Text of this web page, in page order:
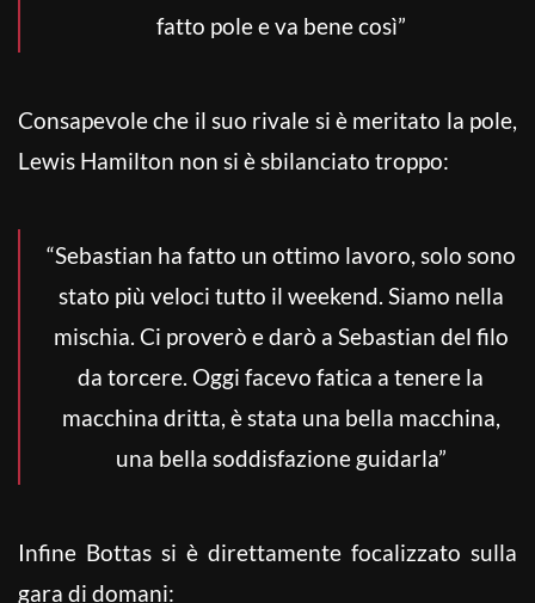
fatto pole e va bene così”
Consapevole che il suo rivale si è meritato la pole,
Lewis Hamilton non si è sbilanciato troppo:
“Sebastian ha fatto un ottimo lavoro, solo sono
stato più veloci tutto il weekend. Siamo nella
mischia. Ci proverò e darò a Sebastian del filo
da torcere. Oggi facevo fatica a tenere la
macchina dritta, è stata una bella macchina,
una bella soddisfazione guidarla”
Infine Bottas si è direttamente focalizzato sulla
gara di domani: